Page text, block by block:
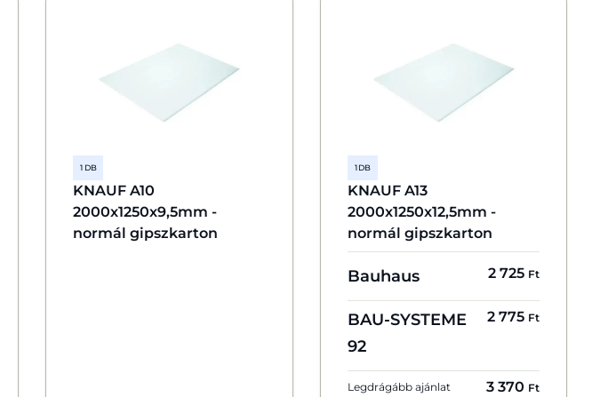
1 DB
KNAUF A10
2000x1250x9,5mm -
normál gipszkarton
1 DB
KNAUF A13
2000x1250x12,5mm -
normál gipszkarton
Bauhaus 2 725 Ft
BAU-SYSTEME
92
2 775 Ft
Legdrágább ajánlat 3 370 Ft